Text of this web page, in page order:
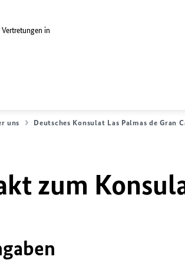
in
uns Deutsches Konsulat Las Palmas de Gran
zum